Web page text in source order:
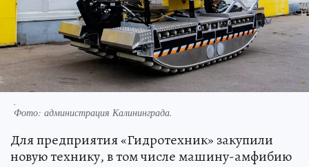
.
Фото: администрация Калининграда.
Для предприятия «Гидротехник» закупили
новую технику, в том числе машину-амфибию